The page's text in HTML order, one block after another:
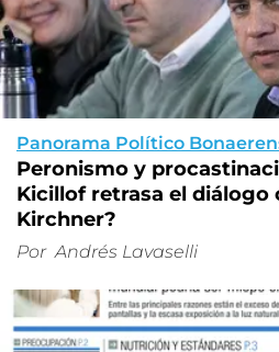
Panorama Político
Peronismo y
Kicillof retrasa el diálogo
Kirchner?
Por Andrés Lavaselli